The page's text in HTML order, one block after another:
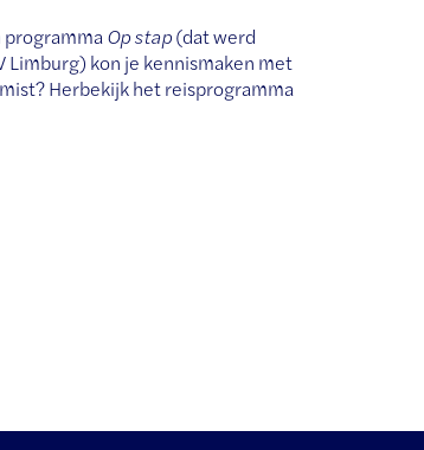
programmaOp stap(dat werd
Limburg) kon je kennismaken met
Herbekijk het reisprogramma